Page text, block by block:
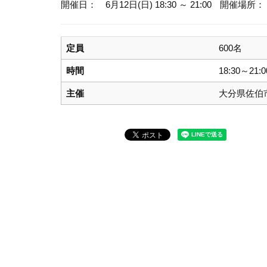
開催日： 6月12日(日) 18:30 ～ 21:00 開催場所
定員 600名
時間 18:30～
主催 大分県佐伯